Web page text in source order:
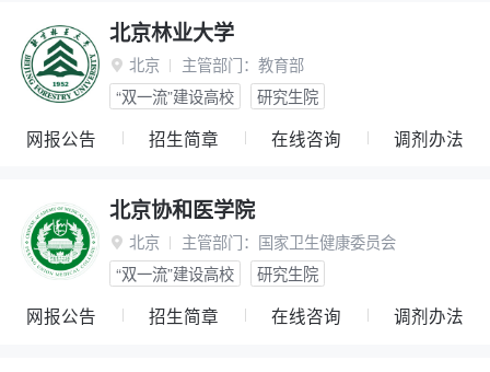
北京林业大学
 北京 主管部门： 教育部
“双一流”建设高校
研究生院
网报公告 招生简章 在线咨询 调剂办法
北京协和医学院
 北京 主管部门： 国家卫生健康委员会
“双一流”建设高校
研究生院
网报公告 招生简章 在线咨询 调剂办法